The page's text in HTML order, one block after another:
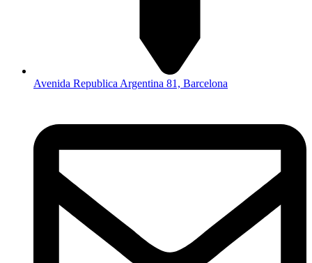
Avenida Republica Argentina 81, Barcelona